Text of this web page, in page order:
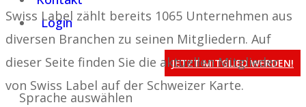
Login
JETZT MITGLIED WERDEN!
Sprache auswählen
Swiss Label zählt bereits 1065 Unternehmen aus
diversen Branchen zu seinen Mitgliedern. Auf
dieser Seite finden Sie die aktuellen Mitglieder
von Swiss Label auf der Schweizer Karte.